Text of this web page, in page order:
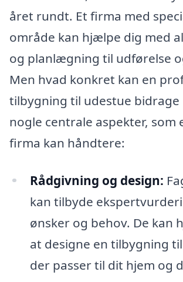
året rundt. Et firma med
område kan hjælpe dig med
og planlægning til udførelse
Men hvad konkret kan en
tilbygning til udestue bidrage
nogle centrale aspekter, som
firma kan håndtere:
Rådgivning og design:
kan tilbyde
ønsker og behov. De kan
at designe en tilbygning
der passer til dit hjem og